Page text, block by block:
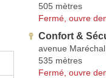
505 mètres
Fermé, ouvre
Confort &
avenue
535 mètres
Fermé, ouvre